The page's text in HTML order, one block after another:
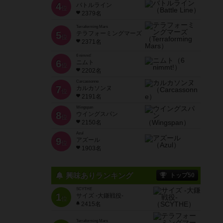
4位
バトルライン
2379名
5 位
Terraforming Mars
テラフォーミングマーズ
2371名
6 位
ニムト
2202名
7 位
Carcassonne
カルカソンヌ
2191名
8 位
Wingspan
ウイングスパン
2150名
9 位
Azul
アズール
1903名
興味ありランキング トップ50
1位
SCYTHE
サイズ -大鎌戦役-
2415名
Terraforming Mars